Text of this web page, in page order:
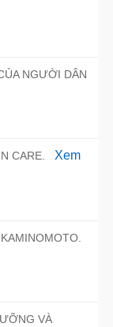
NGƯỜI DÂN
CARE.
Xem
VÀ